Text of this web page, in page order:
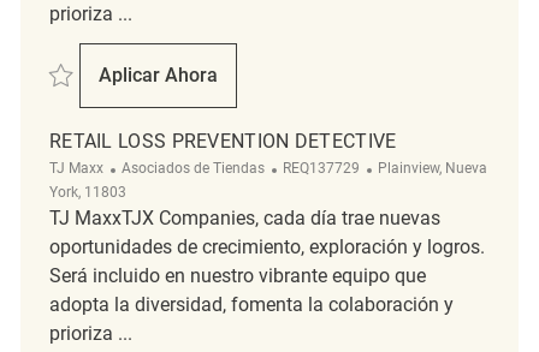
prioriza ...
Salvar Retail Loss Prevention Detective REQ137732
Aplicar Ahora
Retail Loss Prevention Detective
RETAIL LOSS PREVENTION DETECTIVE
TJ Maxx Categoría
Asociados de Tiendas ReqId
REQ137729 Ubicación
Plainview, Nueva
York, 11803
TJ MaxxTJX Companies, cada día trae nuevas
oportunidades de crecimiento, exploración y logros.
Será incluido en nuestro vibrante equipo que
adopta la diversidad, fomenta la colaboración y
prioriza ...